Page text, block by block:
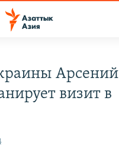
Арсений
визит в